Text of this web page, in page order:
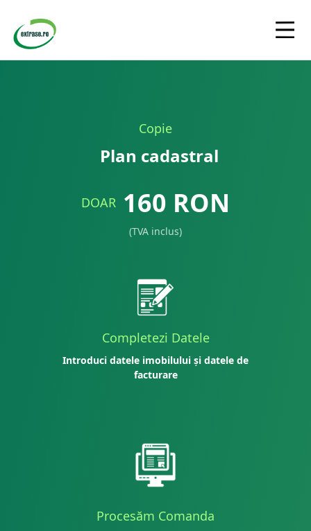
Copie
Plan cadastral
DOAR 160 RON
(TVA inclus)
Completezi Datele
Introduci datele imobilului și datele de
facturare
Procesăm Comanda